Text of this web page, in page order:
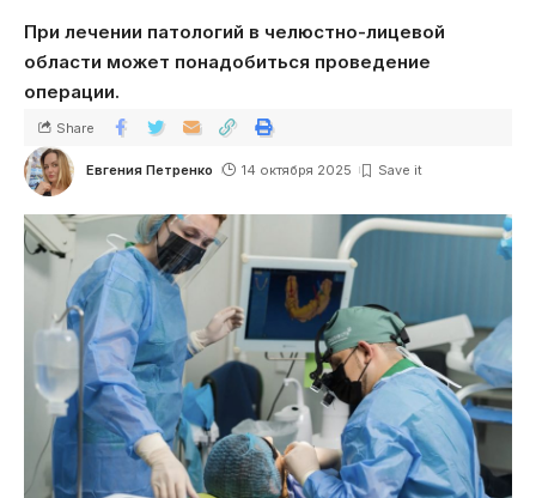
При лечении патологий в челюстно-лицевой
области может понадобиться проведение
операции.
Евгения Петренко 14 октября 2025
Share